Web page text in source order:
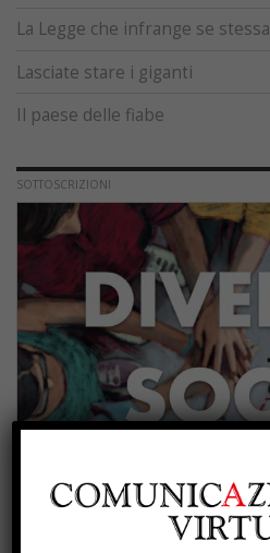
La Legge che infrange se stessa
Lasciate stare i giganti
Il paese delle fiabe
SOTTOSCRIZIONI